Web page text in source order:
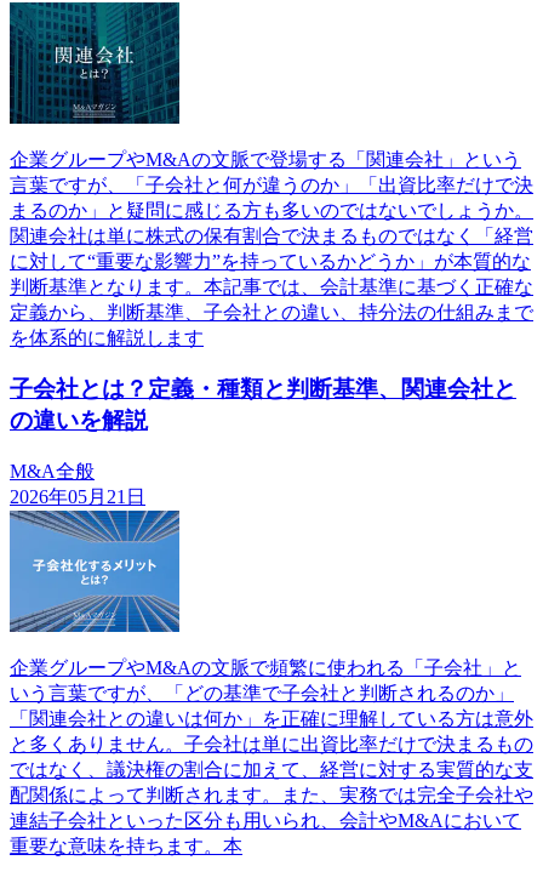
企業グループやM&Aの文脈で登場する「関連会社」という
言葉ですが、「子会社と何が違うのか」「出資比率だけで決
まるのか」と疑問に感じる方も多いのではないでしょうか。
関連会社は単に株式の保有割合で決まるものではなく「経営
に対して“重要な影響力”を持っているかどうか」が本質的な
判断基準となります。本記事では、会計基準に基づく正確な
定義から、判断基準、子会社との違い、持分法の仕組みまで
を体系的に解説します
子会社とは？定義・種類と判断基準、関連会社と
の違いを解説
M&A全般
2026年05月21日
企業グループやM&Aの文脈で頻繁に使われる「子会社」と
いう言葉ですが、「どの基準で子会社と判断されるのか」
「関連会社との違いは何か」を正確に理解している方は意外
と多くありません。子会社は単に出資比率だけで決まるもの
ではなく、議決権の割合に加えて、経営に対する実質的な支
配関係によって判断されます。また、実務では完全子会社や
連結子会社といった区分も用いられ、会計やM&Aにおいて
重要な意味を持ちます。本